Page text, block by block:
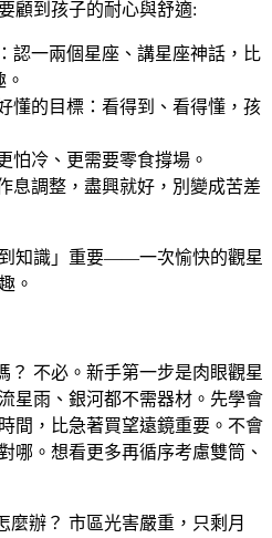
顧到孩子的耐心與舒適:
：認一兩個星座、講星座神話，比
懂的目標 ：看得到、看得懂，孩
怕冷、更需要零食撐場。
息調整，盡興就好，別變成苦差
知識」重要——一次愉快的觀星
。
？ 不必。新手第一步是肉眼觀星
雨、銀河都不需器材。先學會
間，比急著買望遠鏡重要。不會
哪。想看更多再循序考慮雙筒、
麼辦？ 市區光害嚴重，只剩月